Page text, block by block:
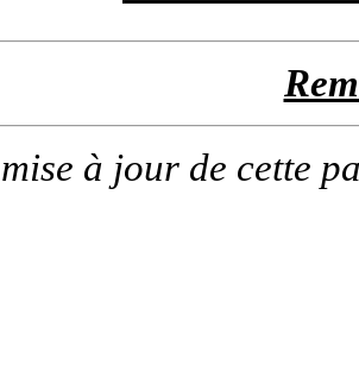
à jour de cette